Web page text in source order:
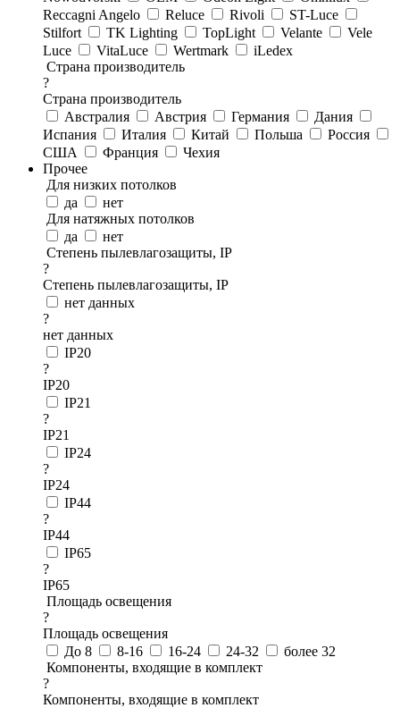
Reccagni Angelo
Reluce Rivoli
ST-Luce
Stilfort
TK Lighting TopLight Velante
Vele
Luce
VitaLuce Wertmark
iLedex
Страна производитель
?
Страна производитель
Австралия
Австрия Германия
Дания
Испания
Италия Китай Польша
Россия
США
Франция
Чехия
Прочее
Для низких потолков
да
нет
Для натяжных потолков
да
нет
Степень пылевлагозащиты, IP
?
Степень пылевлагозащиты, IP
нет данных
?
нет данных
IP20
?
IP20
IP21
?
IP21
IP24
?
IP24
IP44
?
IP44
IP65
?
IP65
Площадь освещения
?
Площадь освещения
До 8
8-16 16-24 24-32
более 32
Компоненты, входящие в комплект
?
Компоненты, входящие в комплект